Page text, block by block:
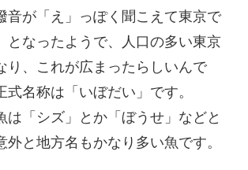
音が「え」っぽく聞こえて東京で
となったようで、人口の多い東京
り、これが広まったらしいんで
式名称は「いぼだい」です。
は「シズ」とか「ぼうせ」などと
外と地方名もかなり多い魚です。